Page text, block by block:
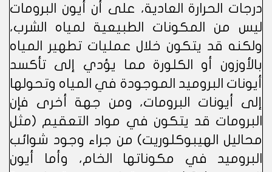
درجات الحرارة العادية، على أن أيون البرومات
ليس من المكونات الطبيعية لمياه الشرب،
ولكنه قد يتكون خلال عمليات تطهير المياه
بالأوزون أو الكلورة مما يؤدي إلى تأكسد
أيونات البروميد الموجودة في المياه وتحولها
إلى أيونات البرومات، ومن جهة أخرى فإن
البرومات قد يتكون في مواد التعقيم (مثل
محاليل الهيبوكلوريت) من جراء وجود شوائب
البروميد في مكوناتها الخام، وأما أيون